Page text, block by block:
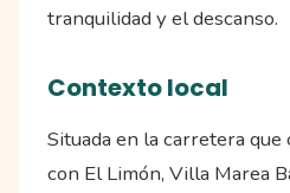
tranquilidad y el descanso.
Contexto local
Situada en la carretera que
con El Limón, Villa Marea